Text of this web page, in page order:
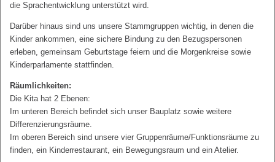
die Sprachentwicklung unterstützt wird.
Darüber hinaus sind uns unsere Stammgruppen wichtig, in denen die
Kinder ankommen, eine sichere Bindung zu den Bezugspersonen
erleben, gemeinsam Geburtstage feiern und die Morgenkreise sowie
Kinderparlamente stattfinden.
Räumlichkeiten:
Die Kita hat 2 Ebenen:
Im unteren Bereich befindet sich unser Bauplatz sowie weitere
Differenzierungsräume.
Im oberen Bereich sind unsere vier Gruppenräume/Funktionsräume zu
finden, ein Kinderrestaurant, ein Bewegungsraum und ein Atelier.